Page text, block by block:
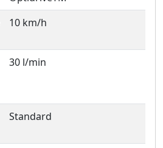
10 km/h
30 l/min
Standard